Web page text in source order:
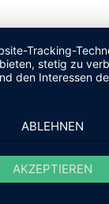
Tracking-
stetig zu
den Interessen
ABLEHNEN
AKZEPTIEREN